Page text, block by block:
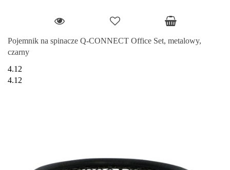
Pojemnik na spinacze Q-CONNECT Office Set, metalowy,
czarny
4.12
4.12